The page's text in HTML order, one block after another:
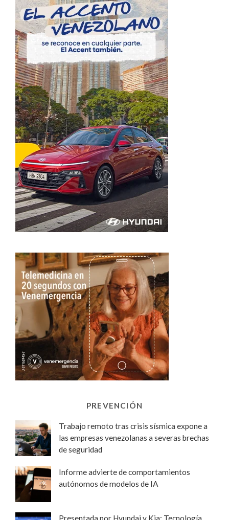
PREVENCIÓN
Trabajo remoto tras crisis sísmica expone a
las empresas venezolanas a severas brechas
de seguridad
Informe advierte de comportamientos
autónomos de modelos de IA
Presentada por Hyundai y Kia: Tecnología